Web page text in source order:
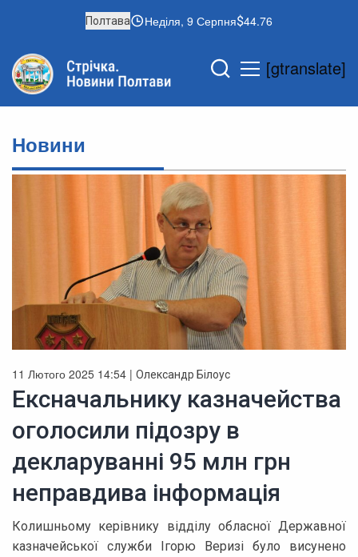
Полтава Неділя, 9 Серпня 44.76
[gtranslate]
Новини
11 Лютого 2025 14:54 | Олександр Білоус
Ексначальнику казначейства
оголосили підозру в
декларуванні 95 млн грн
неправдива інформація
Колишньому керівнику відділу обласної Державної
казначейської служби Ігорю Веризі було висунено